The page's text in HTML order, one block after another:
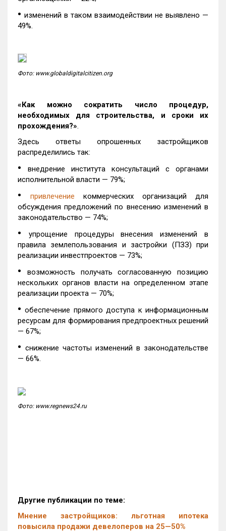
• изменений в таком взаимодействии не выявлено —
49%.
Фото: www.globaldigitalcitizen.org
«Как можно сократить число процедур,
необходимых для строительства, и сроки их
прохождения?».
Здесь ответы опрошенных застройщиков
распределились так:
•
внедрение института консультаций с органами
исполнительной власти — 79%;
• привлечение коммерческих организаций для
обсуждения предложений по внесению изменений в
законодательство — 74%;
•
упрощение процедуры внесения изменений в
правила землепользования и застройки (ПЗЗ) при
реализации инвестпроектов — 73%;
•
возможность получать согласованную позицию
нескольких органов власти на определенном этапе
реализации проекта — 70%;
•обеспечение прямого доступа к информационным
ресурсам для формирования предпроектных решений
— 67%;
• снижение частоты изменений в законодательстве
— 66%.
Фото: www.regnews24.ru
Другие публикации по теме:
Мнение застройщиков: льготная ипотека
повысила продажи девелоперов на 25—50%